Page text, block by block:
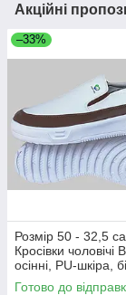
Акційні
–33%
Розмір 50 - 32,5
Кросівки чоловічі
осінні, PU-шкіра,
підошві з піни, легкі
Готово до